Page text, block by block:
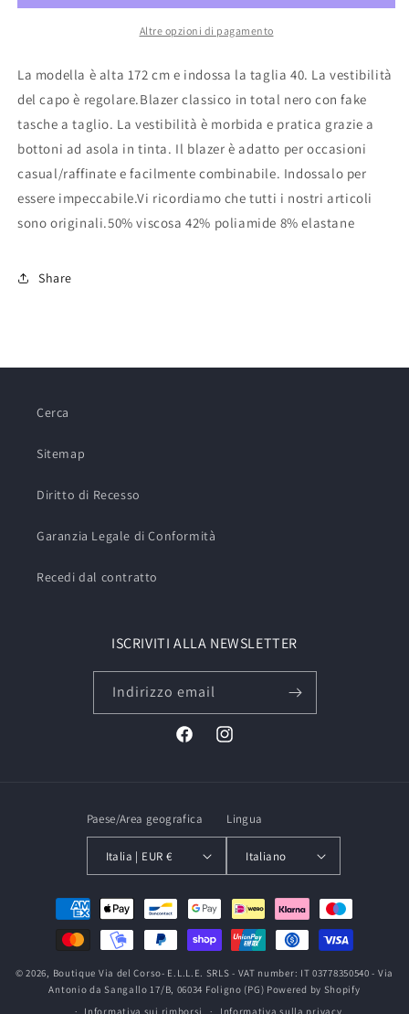
Altre opzioni di pagamento
La modella è alta 172 cm e indossa la taglia 40. La vestibilità
del capo è regolare.Blazer classico in total nero con fake
tasche a taglio. La vestibilità è morbida e pratica grazie a
bottoni ad asola in tinta. Il blazer è adatto per occasioni
casual/raffinate e facilmente combinabile. Indossalo per
essere impeccabile.Vi ricordiamo che tutti i nostri articoli
sono originali.50% viscosa 42% poliamide 8% elastane
Share
Cerca
Sitemap
Diritto di Recesso
Garanzia Legale di Conformità
Recedi dal contratto
ISCRIVITI ALLA NEWSLETTER
Indirizzo email
FacebookInstagram
Paese/Area geografica
Italia | EUR €
Lingua
Italiano
Metodi
pagamento
© 2026, Boutique Via del Corso- E.L.L.E. SRLS - VAT number: IT 03778350540 - Via
Antonio da Sangallo 17/B, 06034 Foligno (PG) Powered by Shopify
Informativa sui rimborsi
Informativa sulla privacy